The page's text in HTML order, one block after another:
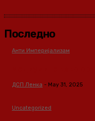
Последно
Анти Империјализам
ДСП Ленка - May 31, 2025
Uncategorized